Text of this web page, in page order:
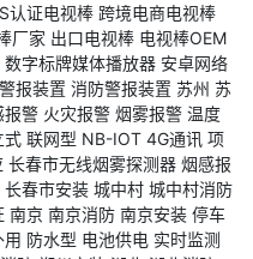
认证电视棒 跨境电商电视棒
厂家 出口电视棒 电视棒OEM
数字标牌媒体播放器 安卓网络
报装置 消防警报装置 苏州 苏
报警 火灾报警 烟雾报警 温度
式 联网型 NB-IOT 4G通讯 项
长春市无线烟雾探测器 烟感报
长春市安装 城中村 城中村消防
南京 南京消防 南京安装 停车
用 防水型 电池供电 实时监测